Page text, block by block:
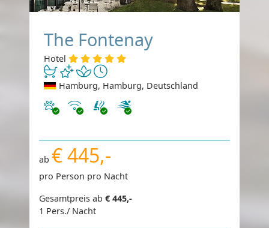
The Fontenay
Hotel
Hamburg, Hamburg, Deutschland
Haustiere erlaubt
Internet
ab € 445,-
pro Person pro Nacht
Gesamtpreis ab € 445,-
1 Pers./ Nacht